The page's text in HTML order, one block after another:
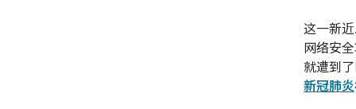
这一新
网络安
就遭到
新冠肺炎